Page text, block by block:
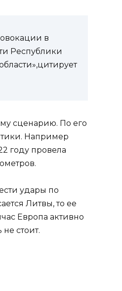
в
Республики
сценарию. По его
Например
году провела
удары по
Литвы, то ее
Европа активно
стоит.